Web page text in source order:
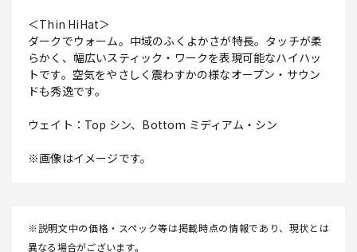
＜Thin HiHat＞
ダークでウォーム。中域のふくよかさが特長。タッチが柔
らかく、幅広いスティック・ワークを表現可能なハイハッ
トです。空気をやさしく震わすかの様なオープン・サウン
ドも秀逸です。
ウェイト：Top シン、Bottom ミディアム・シン
※画像はイメージです。
※説明文中の価格・スペック等は掲載時点の情報であり、現状とは
異なる場合がございます。